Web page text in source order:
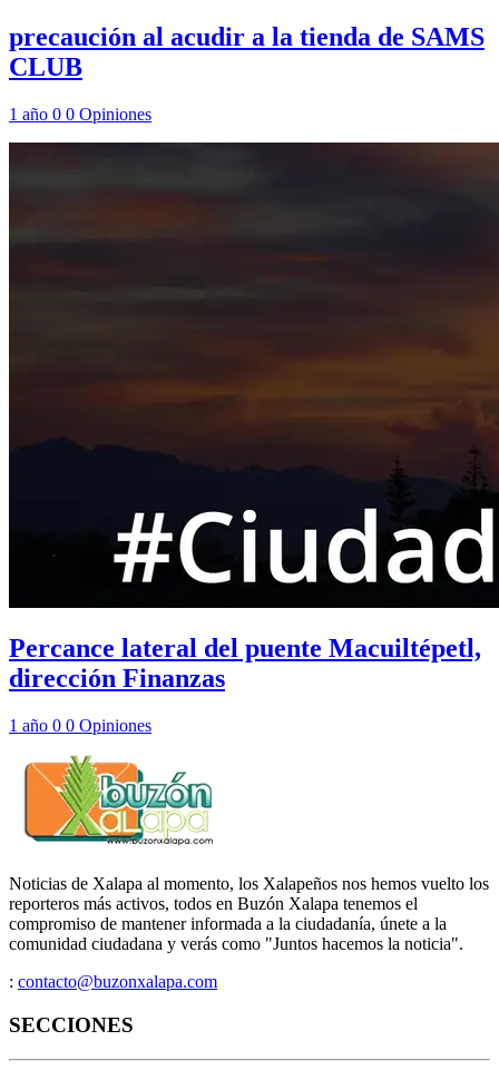
precaución al acudir a la tienda de SAMS
CLUB
1 año 0 0 Opiniones
Percance lateral del puente Macuiltépetl,
dirección Finanzas
1 año 0 0 Opiniones
Noticias de Xalapa al momento, los Xalapeños nos hemos vuelto los
reporteros más activos, todos en Buzón Xalapa tenemos el
compromiso de mantener informada a la ciudadanía, únete a la
comunidad ciudadana y verás como "Juntos hacemos la noticia".
: contacto@buzonxalapa.com
SECCIONES